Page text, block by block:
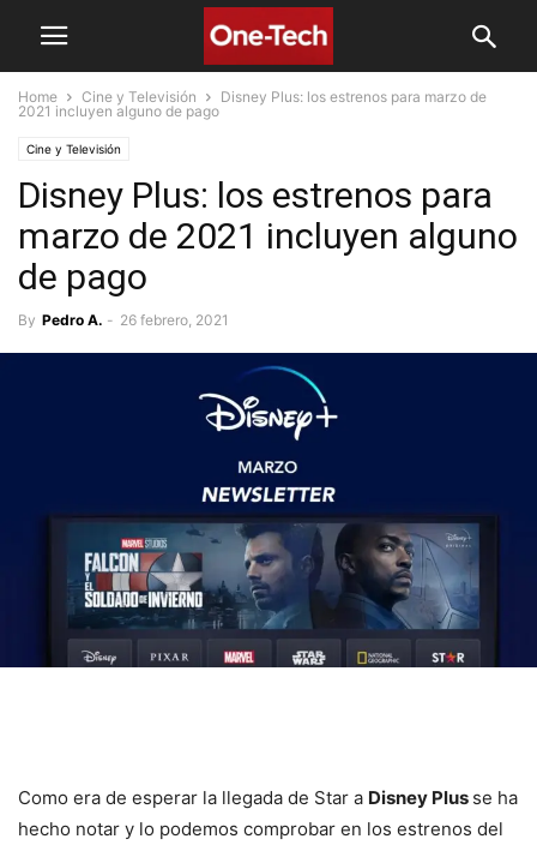
Home Cine y Televisión
Disney Plus: los estrenos para marzo de
2021 incluyen alguno de pago
Cine y Televisión
Disney Plus: los estrenos para
marzo de 2021 incluyen alguno
de pago
By Pedro A. - 26 febrero, 2021
Como era de esperar la llegada de Star a Disney Plus se ha
hecho notar y lo podemos comprobar en los estrenos del